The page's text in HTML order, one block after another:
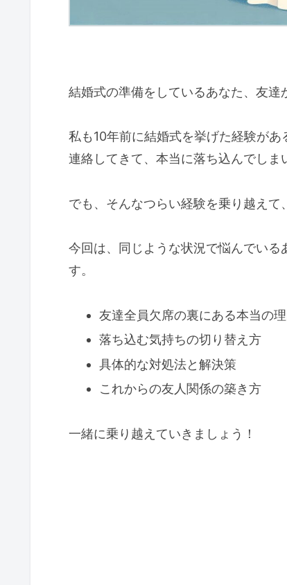
結婚式の準備をしているあなた、友達
私も10年前に結婚式を挙げた経験が
連絡してきて、本当に落ち込んでしま
でも、そんなつらい経験を乗り越えて
今回は、同じような状況で悩んでい
す。
友達全員欠席の裏にある本当の
落ち込む気持ちの切り替え方
具体的な対処法と解決策
これからの友人関係の築き方
一緒に乗り越えていきましょう！